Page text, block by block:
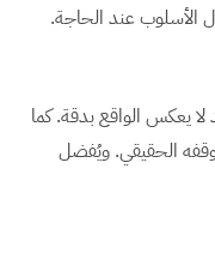
الأسلوب عند الحاجة.
يعكس الواقع بدقة. كما
الحقيقي. ويُفضل